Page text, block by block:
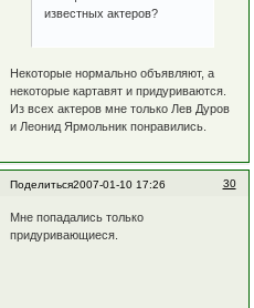
известных актеров?
Некоторые нормально объявляют, а
некоторые картавят и придуриваются.
Из всех актеров мне только Лев Дуров
и Леонид Ярмольник понравились.
Поделиться 30
2007-01-10 17:26
Мне попадались только
придуривающиеся.